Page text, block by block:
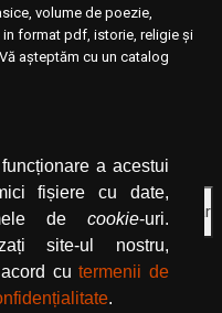
a acestui
fișiere cu date,
de cookie-uri.
site-ul nostru,
acord cutermenii de
.
volume de poezie,
format pdf, istorie, religie și
așteptăm cu un catalog
pe butonul de abonare.